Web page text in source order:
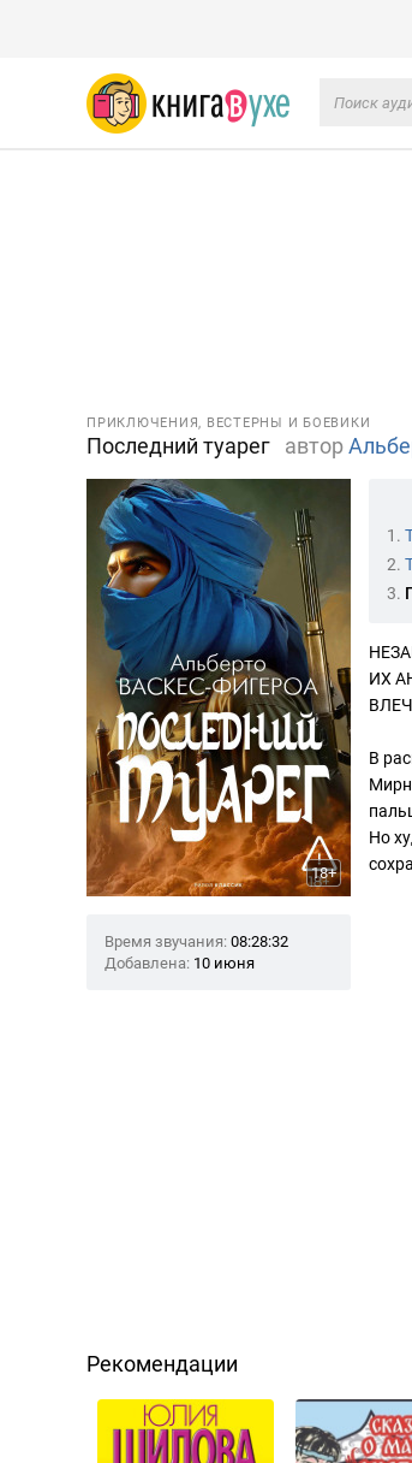
ПРИКЛЮЧЕНИЯ, ВЕСТЕРНЫ И БОЕВИКИ
Последний туарег автор
18+
Время звучания: 08:28:32
Добавлена: 10 июня
1.
2.
3.
ИХ
В
Но
Рекомендации